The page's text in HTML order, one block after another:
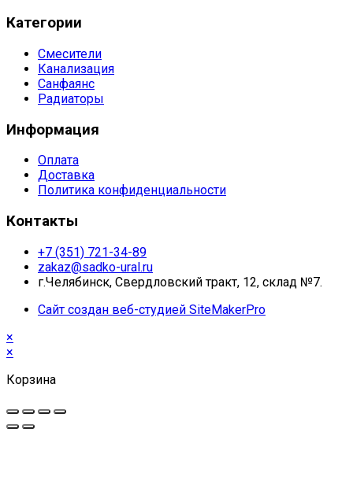
Категории
Смесители
Канализация
Санфаянс
Радиаторы
Информация
Оплата
Доставка
Политика конфиденциальности
Контакты
+7 (351) 721-34-89
zakaz@sadko-ural.ru
г.Челябинск, Свердловский тракт, 12, склад №7.
Сайт создан веб-студией SiteMakerPro
×
×
Корзина